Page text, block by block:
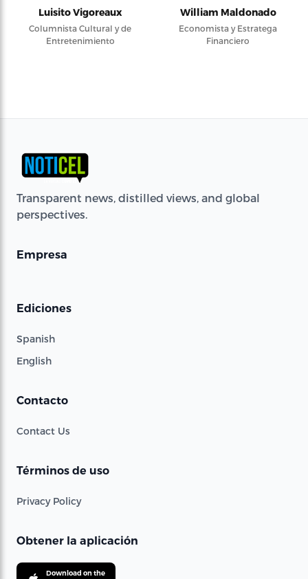
Luisito Vigoreaux
Columnista Cultural y de
Entretenimiento
William Maldonado
Economista y Estratega
Financiero
Transparent news, distilled views, and global
perspectives.
Empresa
Ediciones
Spanish
English
Contacto
Contact Us
Términos de uso
Privacy Policy
Obtener la aplicación
Download on the